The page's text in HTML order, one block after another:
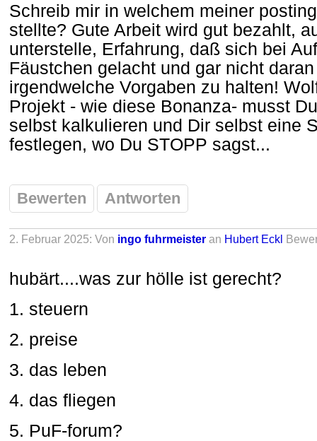
Schreib mir in welchem meiner
stellte? Gute Arbeit wird gut bezahlt,
unterstelle, Erfahrung, daß sich bei
Fäustchen gelacht und gar nicht
irgendwelche Vorgaben zu halten!
Projekt - wie diese Bonanza- musst
selbst kalkulieren und Dir selbst eine
festlegen, wo Du STOPP sagst...
Bewerten Antworten
2. Februar 2025: Von ingo fuhrmeister an Hubert Eckl
hubärt....was zur hölle ist gerecht?
1. steuern
2. preise
3. das leben
4. das fliegen
5. PuF-forum?